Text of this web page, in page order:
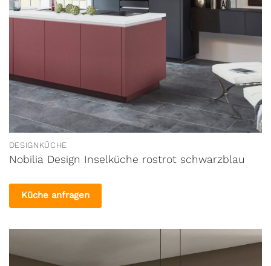
DESIGNKÜCHE
Nobilia Design Inselküche rostrot schwarzblau
Küche anfragen